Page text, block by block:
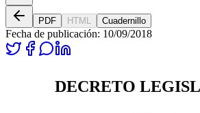
PDF HTML Cuadernillo
Fecha de publicación: 10/09/2018
DECRETO